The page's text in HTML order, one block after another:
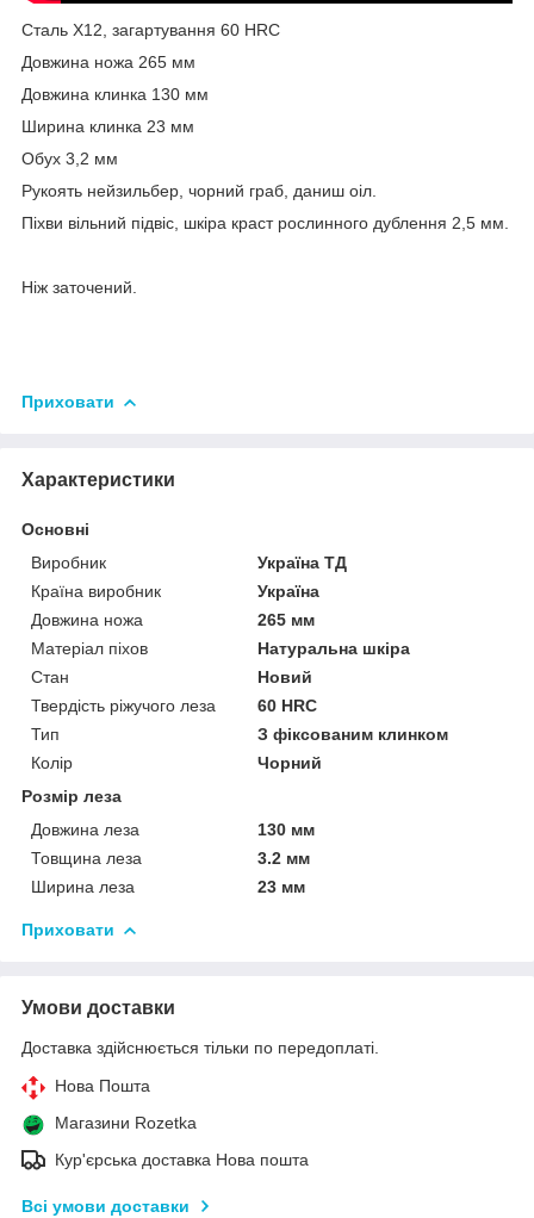
Сталь X12, загартування 60 HRC
Довжина ножа 265 мм
Довжина клинка 130 мм
Ширина клинка 23 мм
Обух 3,2 мм
Рукоять нейзильбер, чорний граб, даниш оіл.
Піхви вільний підвіс, шкіра краст рослинного дублення 2,5 мм.
Ніж заточений.
Приховати
Характеристики
Основні
Виробник
Україна ТД
Країна виробник
Україна
Довжина ножа
265 мм
Матеріал піхов
Натуральна шкіра
Стан
Новий
Твердість ріжучого леза
60 HRC
Тип
З фіксованим клинком
Колір
Чорний
Розмір леза
Довжина леза
130 мм
Товщина леза
3.2 мм
Ширина леза
23 мм
Приховати
Умови доставки
Доставка здійснюється тільки по передоплаті.
Нова Пошта
Магазини Rozetka
Кур'єрська доставка Нова пошта
Всі умови доставки